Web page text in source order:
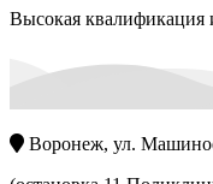
Высокая квалификация
Воронеж, ул.